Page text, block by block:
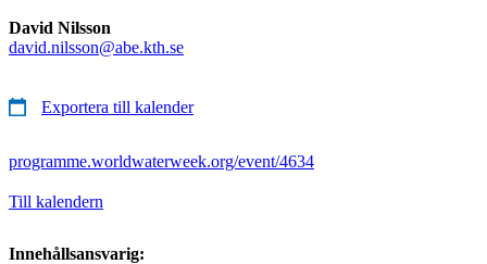
David Nilsson
david.nilsson@abe.kth.se
Exportera till kalender
programme.worldwaterweek.org/event/4634
Till kalendern
Innehållsansvarig: